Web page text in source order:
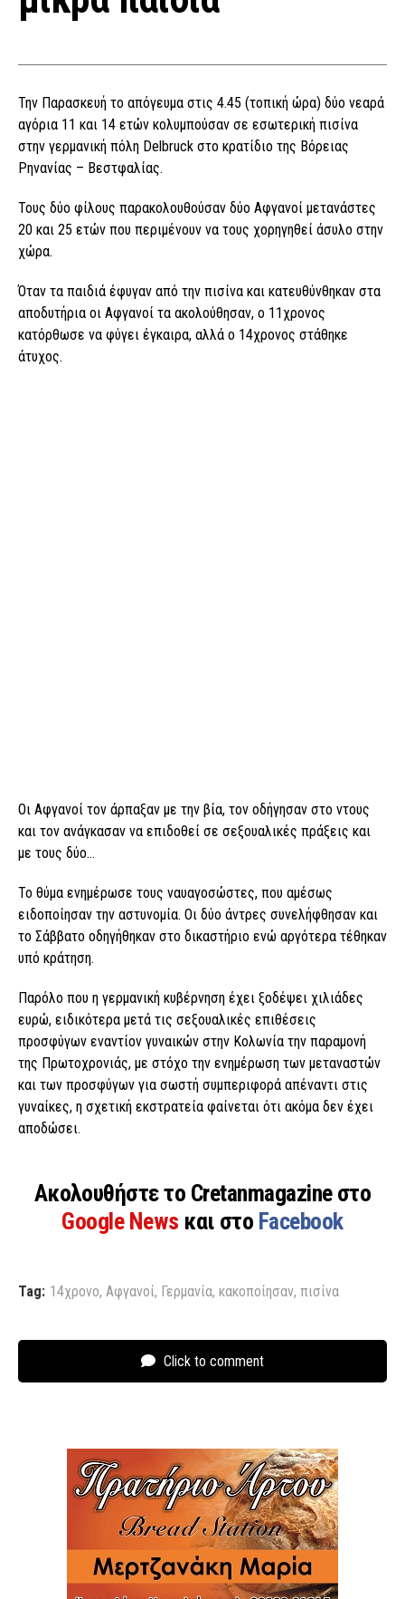
Την Παρασκευή το απόγευμα στις 4.45 (τοπική ώρα) δύο νεαρά
αγόρια 11 και 14 ετών κολυμπούσαν σε εσωτερική πισίνα
στην γερμανική πόλη Delbruck στο κρατίδιο της Βόρειας
Ρηνανίας – Βεστφαλίας.
Τους δύο φίλους παρακολουθούσαν δύο Αφγανοί μετανάστες
20 και 25 ετών που περιμένουν να τους χορηγηθεί άσυλο στην
χώρα.
Όταν τα παιδιά έφυγαν από την πισίνα και κατευθύνθηκαν στα
αποδυτήρια οι Αφγανοί τα ακολούθησαν, ο 11χρονος
κατόρθωσε να φύγει έγκαιρα, αλλά ο 14χρονος στάθηκε
άτυχος.
Οι Αφγανοί τον άρπαξαν με την βία, τον οδήγησαν στο ντους
και τον ανάγκασαν να επιδοθεί σε σεξουαλικές πράξεις και
με τους δύο…
Το θύμα ενημέρωσε τους ναυαγοσώστες, που αμέσως
ειδοποίησαν την αστυνομία. Οι δύο άντρες συνελήφθησαν και
το Σάββατο οδηγήθηκαν στο δικαστήριο ενώ αργότερα τέθηκαν
υπό κράτηση.
Παρόλο που η γερμανική κυβέρνηση έχει ξοδέψει χιλιάδες
ευρώ, ειδικότερα μετά τις σεξουαλικές επιθέσεις
προσφύγων εναντίον γυναικών στην Κολωνία την παραμονή
της Πρωτοχρονιάς, με στόχο την ενημέρωση των μεταναστών
και των προσφύγων για σωστή συμπεριφορά απέναντι στις
γυναίκες, η σχετική εκστρατεία φαίνεται ότι ακόμα δεν έχει
αποδώσει.
Ακολουθήστε το Cretanmagazine στο
Google News και στο Facebook
Tag: 14χρονο, Αφγανοί, Γερμανία, κακοποίησαν, πισίνα
Click to comment